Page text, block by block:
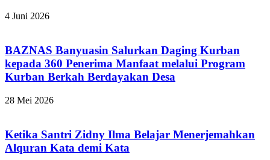
4 Juni 2026
BAZNAS Banyuasin Salurkan Daging Kurban
kepada 360 Penerima Manfaat melalui Program
Kurban Berkah Berdayakan Desa
28 Mei 2026
Ketika Santri Zidny Ilma Belajar Menerjemahkan
Alquran Kata demi Kata